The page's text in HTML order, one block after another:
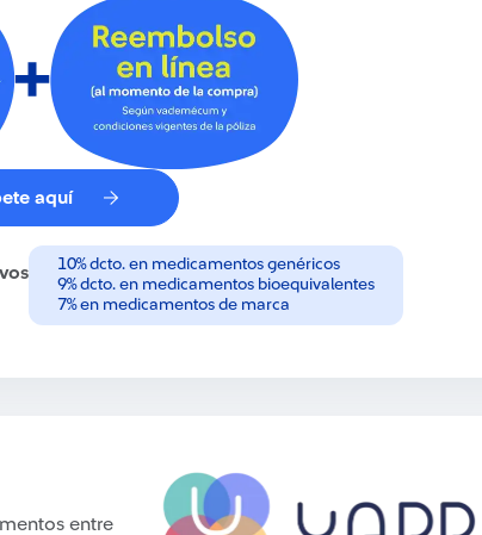
aquí
10% dcto. en medicamentos genéricos
9% dcto. en medicamentos bioequivalentes
7% en medicamentos de marca
entre